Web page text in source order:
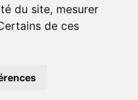
du site, mesurer
de ces
FAIRE UN DON